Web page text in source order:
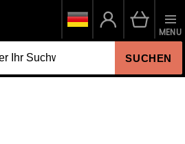
SUCHEN
MENU